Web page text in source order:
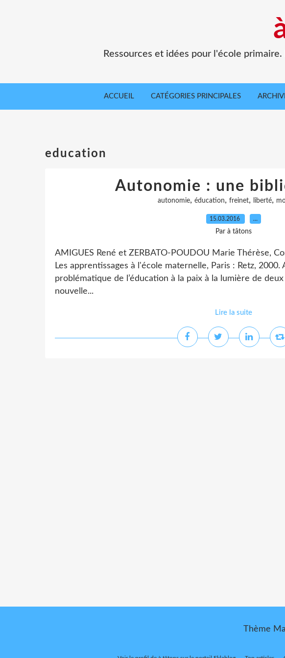
Ressources et idées pour l'école
ACCUEIL CATÉGORIES PRINCIPALES
education
Autonomie : une
autonomie, éducation, freinet, liberté,
15.03.2016 …
Par à tâtons
AMIGUES René et ZERBATO-POUDOU Marie Thérèse,
Les apprentissages à l'école maternelle, Paris : Retz, 2000.
problématique de l’éducation à la paix à la lumière de
nouvelle...
Lire la suite
Thème